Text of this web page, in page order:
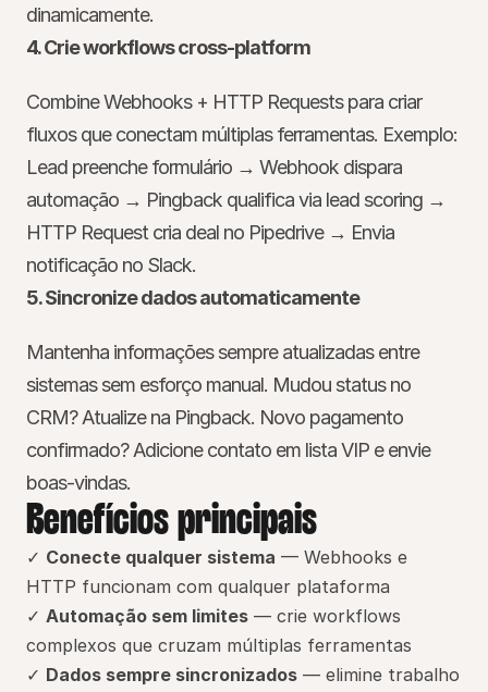
dinamicamente.
4. Crie workflows cross-platform
Combine Webhooks + HTTP Requests para criar
fluxos que conectam múltiplas ferramentas. Exemplo:
Lead preenche formulário → Webhook dispara
automação → Pingback qualifica via lead scoring →
HTTP Request cria deal no Pipedrive → Envia
notificação no Slack.
5. Sincronize dados automaticamente
Mantenha informações sempre atualizadas entre
sistemas sem esforço manual. Mudou status no
CRM? Atualize na Pingback. Novo pagamento
confirmado? Adicione contato em lista VIP e envie
boas-vindas.
Benefícios principais
✓ Conecte qualquer sistema — Webhooks e
HTTP funcionam com qualquer plataforma
✓ Automação sem limites — crie workflows
complexos que cruzam múltiplas ferramentas
✓ Dados sempre sincronizados — elimine trabalho